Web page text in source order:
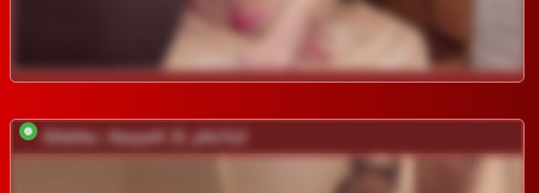
AHaHac_HaxpeH_B_yHuTa3